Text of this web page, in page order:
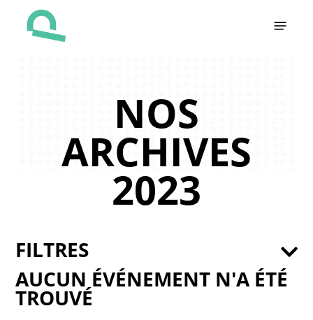
NOS
ARCHIVES
2023
AUCUN ÉVÉNEMENT N'A ÉTÉ
TROUVÉ
FILTRES